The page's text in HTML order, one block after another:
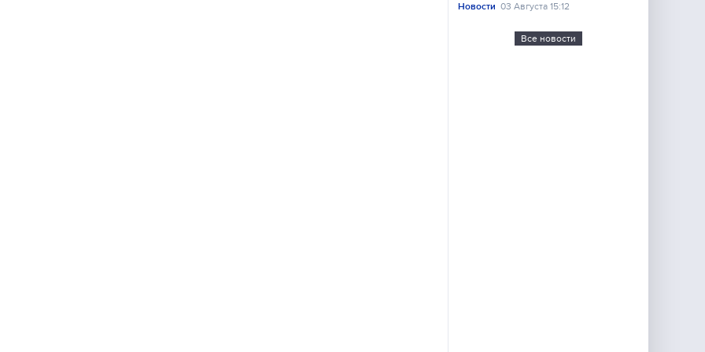
Новости 03 Августа 15:12
Все новости